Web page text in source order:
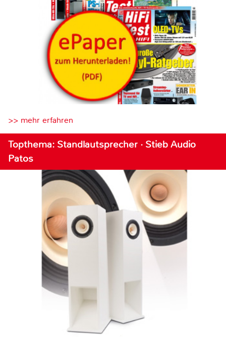
>> mehr erfahren
Topthema: Standlautsprecher · Stieb Audio
Patos